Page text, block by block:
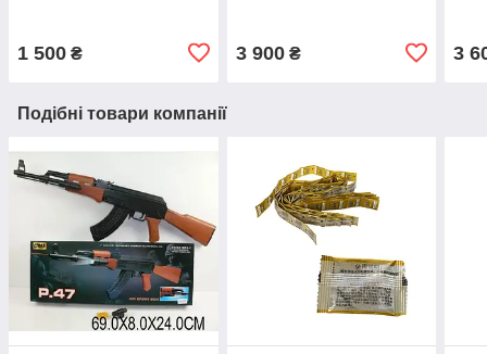
1 500 ₴ 3 900₴ 3
Подібні товари компанії